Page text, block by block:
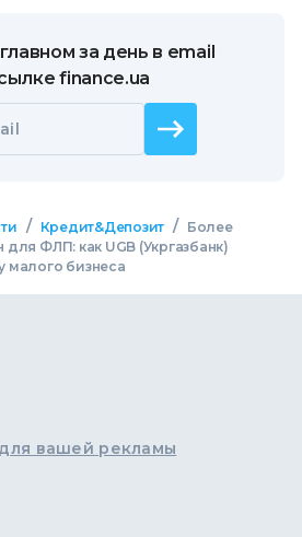
за день в email
finance.ua
/ Кредит&Депозит /
Более
ФЛП: как UGB (Укргазбанк)
малого бизнеса
вашей рекламы